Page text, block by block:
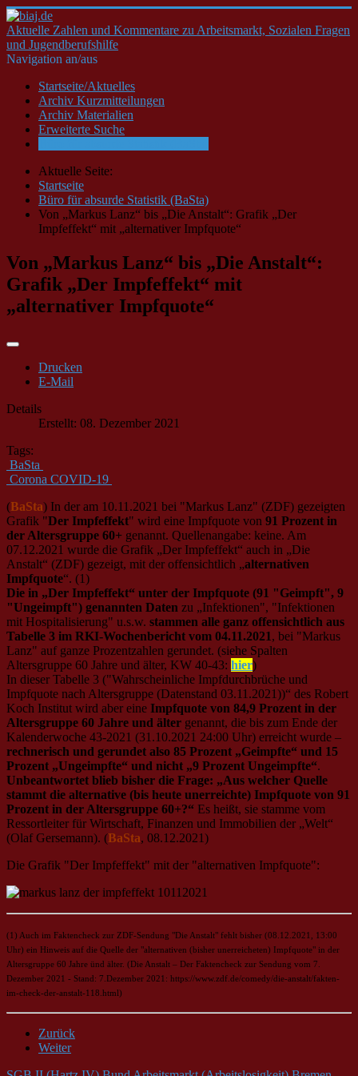
Aktuelle Zahlen und Kommentare zu Arbeitsmarkt, Sozialen Fragen
und Jugendberufshilfe
Navigation an/aus
Startseite/Aktuelles
Archiv Kurzmitteilungen
Archiv Materialien
Erweiterte Suche
Aktuelle Seite:
Startseite
Büro für absurde Statistik (BaSta)
Von „Markus Lanz“ bis „Die Anstalt“: Grafik „Der
Impfeffekt“ mit „alternativer Impfquote“
Von „Markus Lanz“ bis „Die Anstalt“:
Grafik „Der Impfeffekt“ mit
„alternativer Impfquote“
Drucken
E-Mail
Details
Erstellt: 08. Dezember 2021
Tags:
BaSta
Corona COVID-19
(BaSta) In der am 10.11.2021 bei "Markus Lanz" (ZDF) gezeigten
Grafik "Der Impfeffekt" wird eine Impfquote von 91 Prozent in
der Altersgruppe 60+ genannt. Quellenangabe: keine. Am
07.12.2021 wurde die Grafik „Der Impfeffekt“ auch in „Die
Anstalt“ (ZDF) gezeigt, mit der offensichtlich „alternativen
Impfquote“. (1)
Die in „Der Impfeffekt“ unter der Impfquote (91 "Geimpft", 9
"Ungeimpft") genannten Daten zu „Infektionen", "Infektionen
mit Hospitalisierung" u.s.w. stammen alle ganz offensichtlich aus
Tabelle 3 im RKI-Wochenbericht vom 04.11.2021, bei "Markus
Lanz" auf ganze Prozentzahlen gerundet. (siehe Spalten
Altersgruppe 60 Jahre und älter, KW 40-43: hier)
In dieser Tabelle 3 ("Wahrscheinliche Impfdurchbrüche und
Impfquote nach Altersgruppe (Datenstand 03.11.2021))“ des Robert
Koch Institut wird aber eine Impfquote von 84,9 Prozent in der
Altersgruppe 60 Jahre und älter genannt, die bis zum Ende der
Kalenderwoche 43-2021 (31.10.2021 24:00 Uhr) erreicht wurde –
rechnerisch und gerundet also 85 Prozent „Geimpfte“ und 15
Prozent „Ungeimpfte“ und nicht „9 Prozent Ungeimpfte“.
Unbeantwortet blieb bisher die Frage: „Aus welcher Quelle
stammt die alternative (bis heute unerreichte) Impfquote von 91
Prozent in der Altersgruppe 60+?“ Es heißt, sie stamme vom
Ressortleiter für Wirtschaft, Finanzen und Immobilien der „Welt“
(Olaf Gersemann). (BaSta, 08.12.2021)
Die Grafik "Der Impfeffekt" mit der "alternativen Impfquote":
(1) Auch im Faktencheck zur ZDF-Sendung "Die Anstalt" fehlt bisher (08.12.2021, 13:00
Uhr) ein Hinweis auf die Quelle der "alternativen (bisher unerreicheten) Impfquote" in der
Altersgruppe 60 Jahre ünd älter. (Die Anstalt – Der Faktencheck zur Sendung vom 7.
Dezember 2021 - Stand: 7.Dezember 2021: https://www.zdf.de/comedy/die-anstalt/fakten-
im-check-der-anstalt-118.html)
Zurück
Weiter